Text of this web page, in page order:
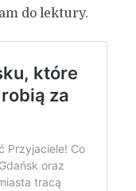
do lektury.